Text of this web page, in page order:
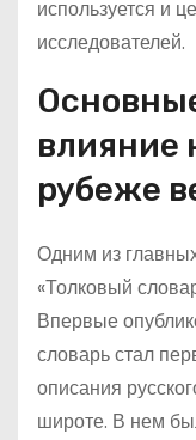
используется и
исследователей.
влияние
рубеже
Одним из
«Толковый
Впервые
словарь стал
описания
широте. В нем